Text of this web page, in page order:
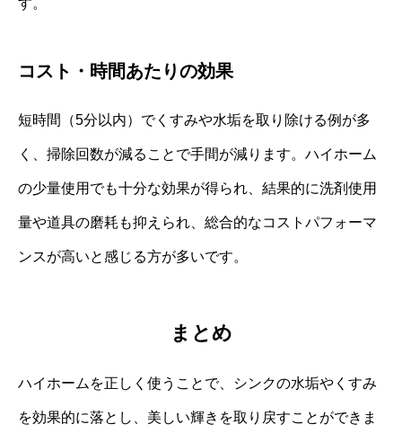
す。
コスト・時間あたりの効果
短時間（5分以内）でくすみや水垢を取り除ける例が多
く、掃除回数が減ることで手間が減ります。ハイホーム
の少量使用でも十分な効果が得られ、結果的に洗剤使用
量や道具の磨耗も抑えられ、総合的なコストパフォーマ
ンスが高いと感じる方が多いです。
まとめ
ハイホームを正しく使うことで、シンクの水垢やくすみ
を効果的に落とし、美しい輝きを取り戻すことができま